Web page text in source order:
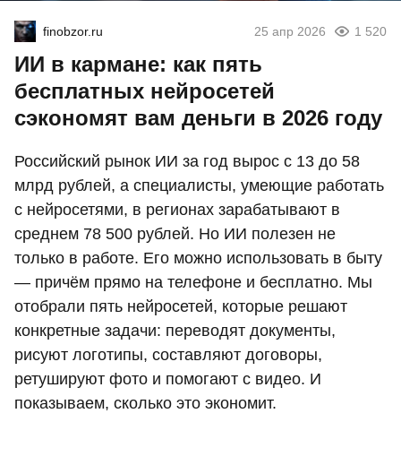
finobzor.ru 25 апр 2026 1 520
ИИ в кармане: как пять
бесплатных нейросетей
сэкономят вам деньги в 2026 году
Российский рынок ИИ за год вырос с 13 до 58
млрд рублей, а специалисты, умеющие работать
с нейросетями, в регионах зарабатывают в
среднем 78 500 рублей. Но ИИ полезен не
только в работе. Его можно использовать в быту
— причём прямо на телефоне и бесплатно. Мы
отобрали пять нейросетей, которые решают
конкретные задачи: переводят документы,
рисуют логотипы, составляют договоры,
ретушируют фото и помогают с видео. И
показываем, сколько это экономит.